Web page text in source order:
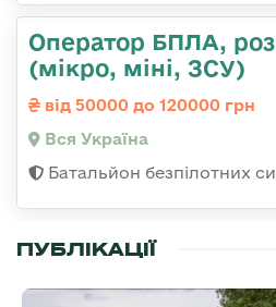
Оператор БПЛА,
(мікро, міні, ЗСУ)
від 50000 до 120000 грн
Вся Україна
Батальйон безпілотних
ПУБЛІКАЦІЇ